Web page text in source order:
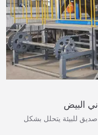
للبيئة يتحلل بشكل